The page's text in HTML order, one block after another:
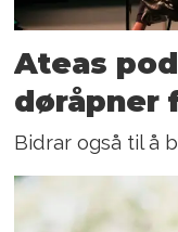
Ateas
døråpner
Bidrar også til å